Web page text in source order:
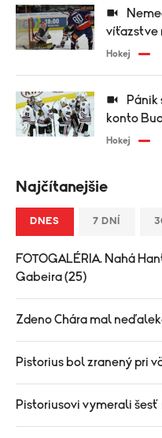
víťazstve
Hokej
konto
Hokej
Najčítanejšie
DNES 7 DNÍ
FOTOGALÉRIA. Nahá
Gabeira (25)
Zdeno Chára mal
Pistorius bol zranený pri
Pistoriusovi vymerali šesť